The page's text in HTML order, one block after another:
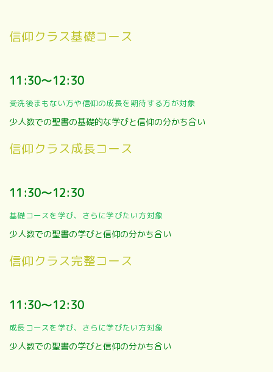
信仰クラス基礎コース
11:30～12:30
受洗後まもない方や信仰の成長を期待する方が対象
少人数での聖書の基礎的な学びと信仰の分かち合い
信仰クラス成長コース
11:30～12:30
基礎コースを学び、さらに学びたい方対象
少人数での聖書の学びと信仰の分かち合い
信仰クラス完整コース
11:30～12:30
成長コースを学び、さらに学びたい方対象
少人数での聖書の学びと信仰の分かち合い